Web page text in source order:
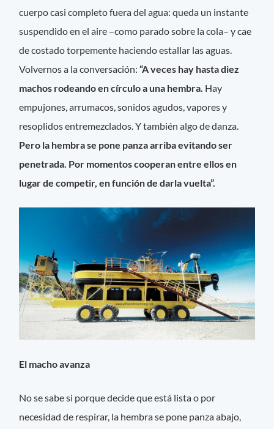
cuerpo casi completo fuera del agua: queda un instante
suspendido en el aire –como parado sobre la cola– y cae
de costado torpemente haciendo estallar las aguas.
Volvernos a la conversación: “A veces hay hasta diez
machos rodeando en círculo a una hembra. Hay
empujones, arrumacos, sonidos agudos, vapores y
resoplidos entremezclados. Y también algo de danza.
Pero la hembra se pone panza arriba evitando ser
penetrada. Por momentos cooperan entre ellos en
lugar de competir, en función de darla vuelta”.
El macho avanza
No se sabe si porque decide que está lista o por
necesidad de respirar, la hembra se pone panza abajo,